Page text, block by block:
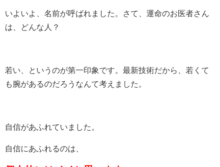
いよいよ、名前が呼ばれました。さて、運命のお医者さん
は、どんな人？
若い、というのが第一印象です。最新技術だから、若くて
も腕があるのだろうなんて考えました。
自信があふれていました。
自信にあふれるのは、